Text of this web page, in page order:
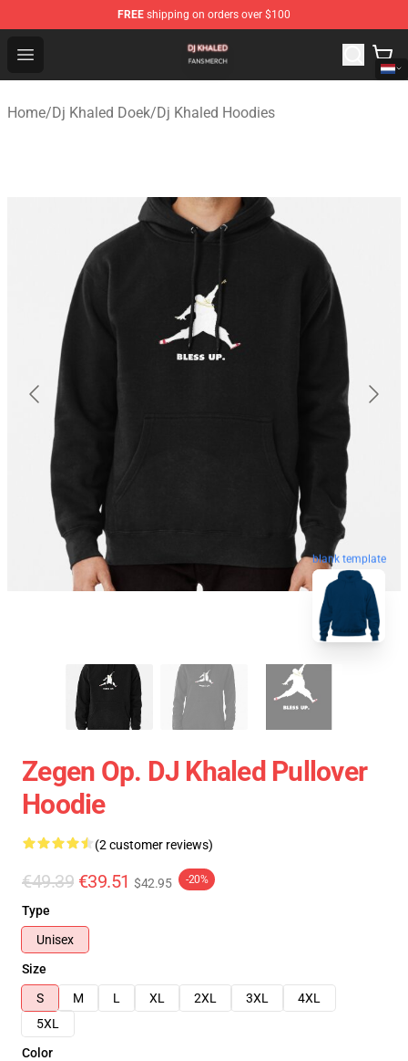
FREE shipping on orders over $100
Open menu
Dj Khaled Shop - Official Dj Khaled Merchandise Store
Home/Dj Khaled Doek/Dj Khaled Hoodies
blank template
Zegen Op. DJ Khaled Pullover
Hoodie
(2 customer reviews)
€49.39 €39.51 $42.95 -20%
Type
Unisex
Size
S
M L XL 2XL 3XL
4XL
5XL
Color